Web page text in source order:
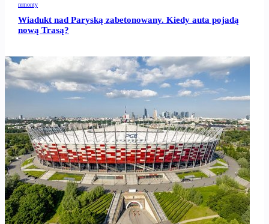
remonty
Wiadukt nad Paryską zabetonowany. Kiedy auta pojadą
nową Trasą?